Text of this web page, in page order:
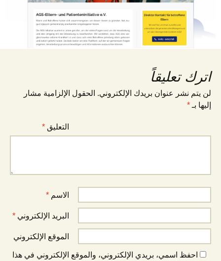
اترك تعليقاً
لن يتم نشر عنوان بريدك الإلكتروني. الحقول الإلزامية مشار
إليها بـ *
التعليق *
الاسم *
البريد الإلكتروني *
الموقع الإلكتروني
احفظ اسمي، بريدي الإلكتروني، والموقع الإلكتروني في هذا